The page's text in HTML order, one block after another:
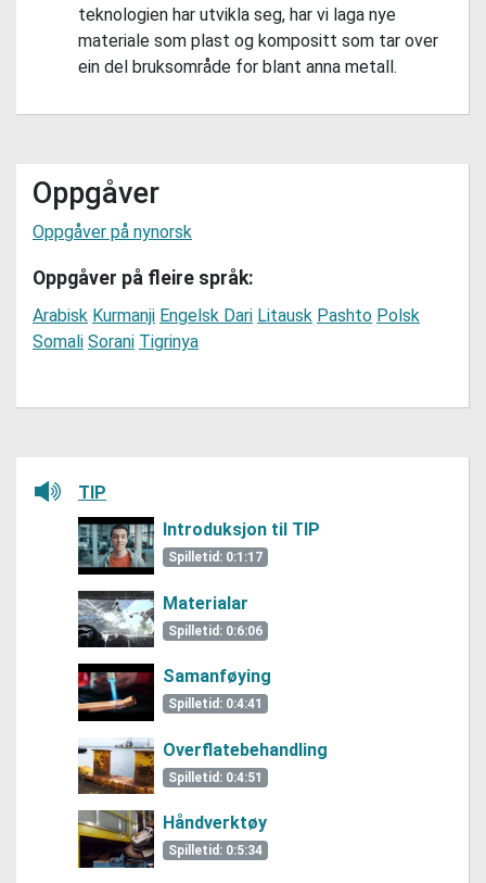
teknologien har utvikla seg, har vi laga nye
materiale som plast og kompositt som tar over
ein del bruksområde for blant anna metall.
Oppgåver
Oppgåver på nynorsk
Oppgåver på fleire språk:
Arabisk Kurmanji Engelsk Dari Litausk Pashto Polsk
Somali Sorani Tigrinya
TIP
Introduksjon til TIP
Spilletid: 0:1:17
Materialar
Spilletid: 0:6:06
Samanføying
Spilletid: 0:4:41
Overflatebehandling
Spilletid: 0:4:51
Håndverktøy
Spilletid: 0:5:34
Lytt her